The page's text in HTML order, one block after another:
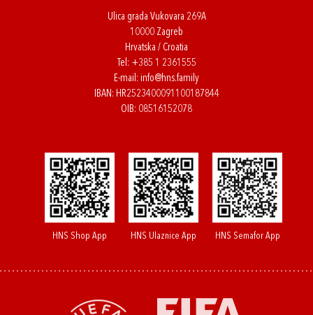
Ulica grada Vukovara 269A
10000 Zagreb
Hrvatska / Croatia
Tel: +385 1 2361555
E-mail: info@hns.family
IBAN: HR2523400091100187844
OIB: 08516152078
HNS Shop App HNS Ulaznice App HNS Semafor App